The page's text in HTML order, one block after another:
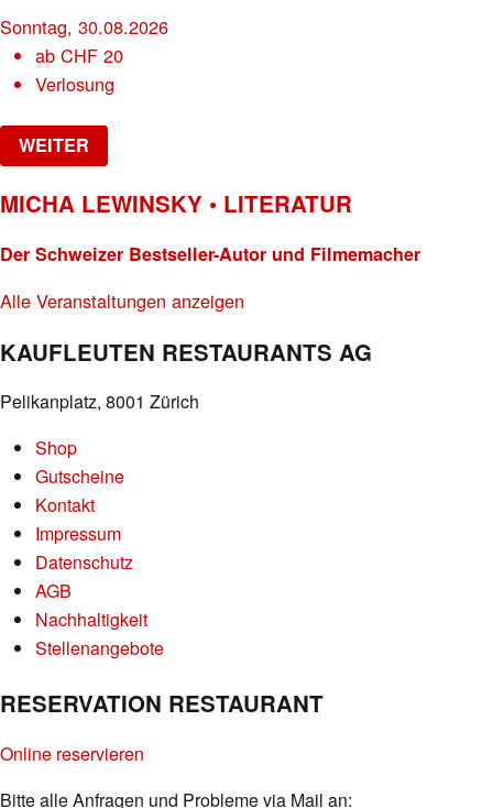
Sonntag, 30.08.2026
abCHF 20
Verlosung
WEITER
MICHA LEWINSKY • LITERATUR
Der Schweizer Bestseller-Autor und Filmemacher
Alle Veranstaltungen anzeigen
KAUFLEUTEN RESTAURANTS AG
Pelikanplatz, 8001 Zürich
Shop
Gutscheine
Kontakt
Impressum
Datenschutz
AGB
Nachhaltigkeit
Stellenangebote
RESERVATION RESTAURANT
Online reservieren
Bitte alle Anfragen und Probleme via Mail an: